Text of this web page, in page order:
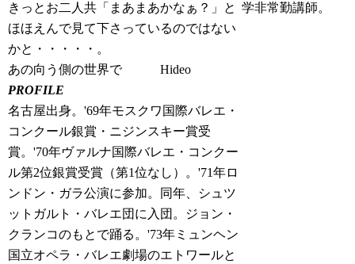
きっとお二人共「まあまあかなぁ？」と
ほほえんで見て下さっているのではない
かと・・・・・。
あの向う側の世界で Hideo
PROFILE
名古屋出身。'69年モスクワ国際バレエ・
コンクール銀賞・ニジンスキー賞受
賞。'70年ヴァルナ国際バレエ・コンクー
ル第2位銀賞受賞（第1位なし）。'71年ロ
ンドン・ガラ公演に参加。同年、シュツ
ットガルト・バレエ団に入団。ジョン・
クランコのもとで踊る。'73年ミュンヘン
国立オペラ・バレエ劇場のエトワールと
学非常勤講師。